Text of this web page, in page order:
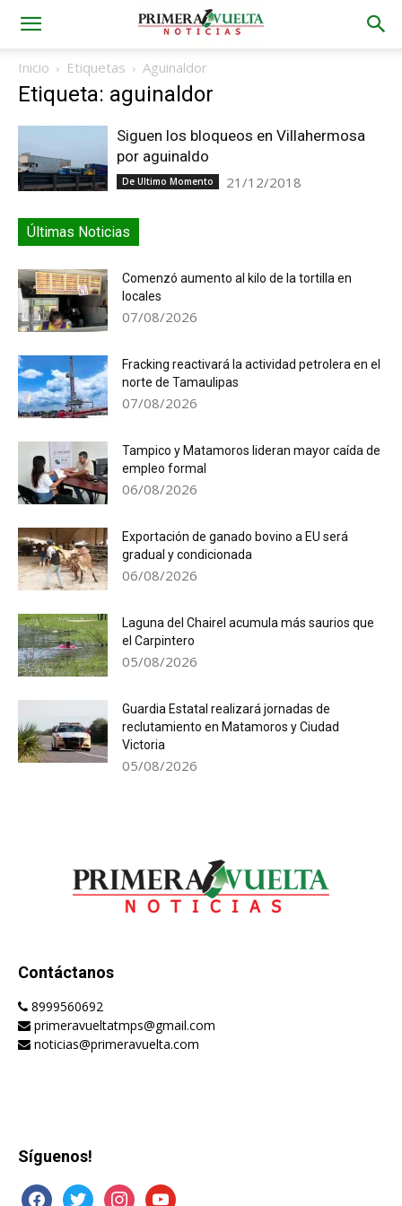
Inicio Etiquetas Aguinaldor
Etiqueta: aguinaldor
Siguen los bloqueos en Villahermosa
por aguinaldo
De Ultimo Momento 21/12/2018
Últimas Noticias
Comenzó aumento al kilo de la tortilla en
locales
07/08/2026
Fracking reactivará la actividad petrolera en el
norte de Tamaulipas
07/08/2026
Tampico y Matamoros lideran mayor caída de
empleo formal
06/08/2026
Exportación de ganado bovino a EU será
gradual y condicionada
06/08/2026
Laguna del Chairel acumula más saurios que
el Carpintero
05/08/2026
Guardia Estatal realizará jornadas de
reclutamiento en Matamoros y Ciudad
Victoria
05/08/2026
Contáctanos
8999560692
primeravueltatmps@gmail.com
noticias@primeravuelta.com
Síguenos!
facebooktwitter instagramyoutube